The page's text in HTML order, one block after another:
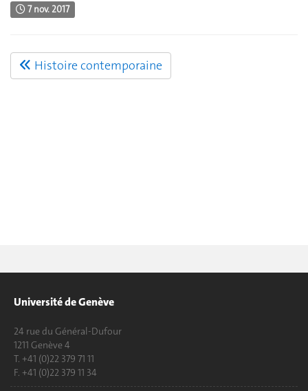
7 nov. 2017
Histoire contemporaine
Université de Genève
24 rue du Général-Dufour
1211 Genève 4
T. +41 (0)22 379 71 11
F. +41 (0)22 379 11 34